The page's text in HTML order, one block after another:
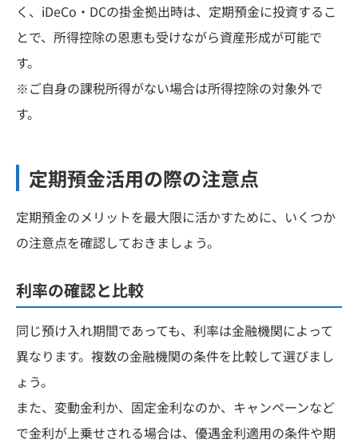
く、iDeCo・DCの掛金拠出時は、定期預金に投資するこ
とで、所得控除の恩恵も受けながら資産形成が可能で
す。
※ご自身の課税所得がない場合は所得控除の対象外で
す。
定期預金活用の際の注意点
定期預金のメリットを最大限に活かすために、いくつか
の注意点を確認しておきましょう。
利率の確認と比較
同じ預け入れ期間であっても、利率は金融機関によって
異なります。複数の金融機関の条件を比較して選びまし
ょう。
また、変動金利か、固定金利なのか、キャンペーンなど
で金利が上乗せされる場合は、優遇金利適用の条件や期